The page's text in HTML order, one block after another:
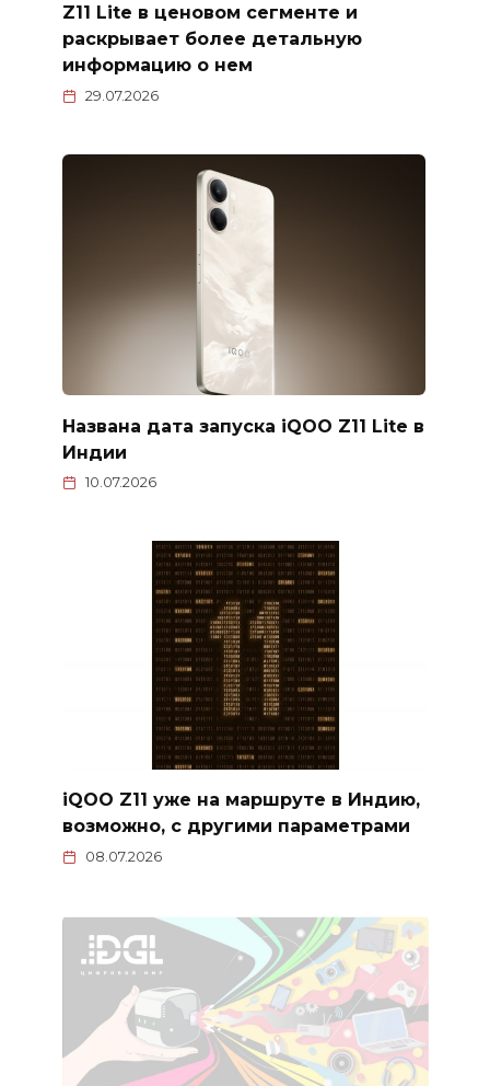
Z11 Lite в ценовом сегменте и
раскрывает более детальную
информацию о нем
29.07.2026
Названа дата запуска iQOO Z11 Lite в
Индии
10.07.2026
iQOO Z11 уже на маршруте в Индию,
возможно, с другими параметрами
08.07.2026